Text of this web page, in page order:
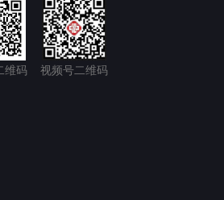
维码 视频号二维码